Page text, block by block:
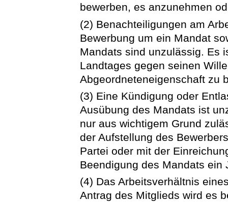
bewerben, es anzunehmen
(2) Benachteiligungen am
Bewerbung um ein Mandat
Mandats sind unzulässig. Es
Landtages gegen seinen
Abgeordneteneigenschaft zu
(3) Eine Kündigung oder
Ausübung des Mandats ist
nur aus wichtigem Grund
der Aufstellung des
Partei oder mit der
Beendigung des Mandats ein
(4) Das Arbeitsverhältnis
Antrag des Mitglieds wird es